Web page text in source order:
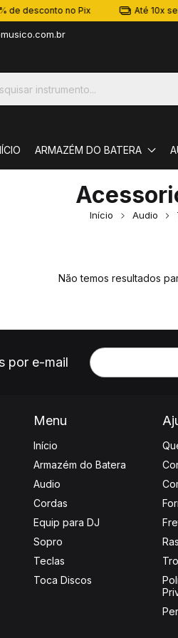
de desconto no Pix Até 10x
ARMAZÉM DO BATERA
Início Audio
Não temos resultados
por e-mail
Menu
Início
Armazém do Batera
Audio
Cordas
Equip para DJ
Sopro
Teclas
Toca Discos